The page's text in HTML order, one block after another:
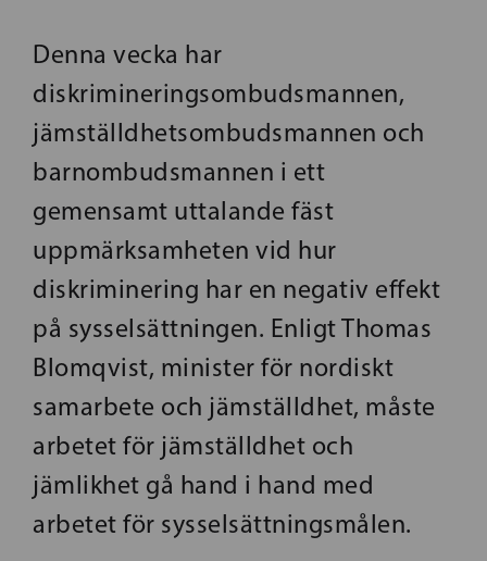
Denna vecka har
diskrimineringsombudsmannen,
jämställdhetsombudsmannen och
barnombudsmannen i ett
gemensamt uttalande fäst
uppmärksamheten vid hur
diskriminering har en negativ effekt
på sysselsättningen. Enligt Thomas
Blomqvist, minister för nordiskt
samarbete och jämställdhet, måste
arbetet för jämställdhet och
jämlikhet gå hand i hand med
arbetet för sysselsättningsmålen.